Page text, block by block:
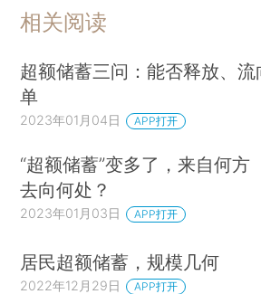
相关阅读
超额储蓄三问：能否释放、
单
2023年01月04日 APP打开
“超额储蓄”变多了，来自何方
去向何处？
2023年01月03日 APP打开
居民超额储蓄，规模几何
2022年12月29日 APP打开